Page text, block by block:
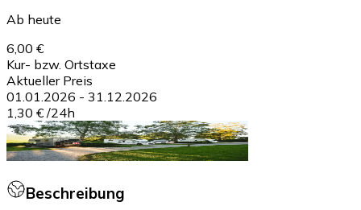
Ab heute
6,00 €
Kur- bzw. Ortstaxe
Aktueller Preis
01.01.2026 - 31.12.2026
1,30 € /24h
Beschreibung